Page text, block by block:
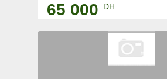
65 000 DH